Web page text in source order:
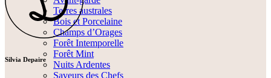
Terres australes
Bois et Porcelaine
Champs d’Orages
Forêt Intemporelle
Forêt Mint
Nuits Ardentes
Saveurs des Chefs
Silvia Depaire